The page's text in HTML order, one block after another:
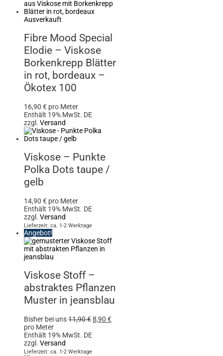
Ausverkauft
Fibre Mood Special
Elodie – Viskose
Borkenkrepp Blätter
in rot, bordeaux –
Ökotex 100
16,90 € pro Meter
Enthält 19% MwSt. DE
zzgl. Versand
Viskose – Punkte
Polka Dots taupe /
gelb
14,90 € pro Meter
Enthält 19% MwSt. DE
zzgl. Versand
Lieferzeit: ca. 1-2 Werktage
Angebot!
Viskose Stoff –
abstraktes Pflanzen
Muster in jeansblau
Bisher bei uns11,90€8,90 €
pro Meter
Enthält 19% MwSt. DE
zzgl. Versand
Lieferzeit: ca. 1-2 Werktage